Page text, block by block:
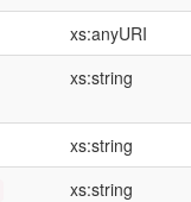
xs:anyURI
xs:string
xs:string
xs:string